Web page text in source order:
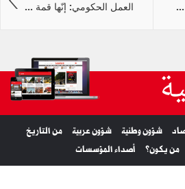
العمل الحكومي: إنّها قمة ...
شؤون وطنية شؤون عربية
من التاريخ
من يكون؟ أصداء المؤسسات